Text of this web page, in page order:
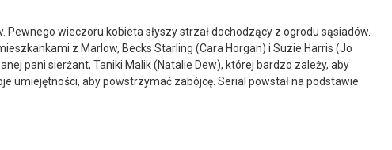
wieczoru kobieta słyszy strzał dochodzący z ogrodu sąsiadów.
z Marlow, Becks Starling (Cara Horgan) i Suzie Harris (Jo
pani sierżant, Taniki Malik (Natalie Dew), której bardzo zależy, aby
umiejętności, aby powstrzymać zabójcę. Serial powstał na podstawie